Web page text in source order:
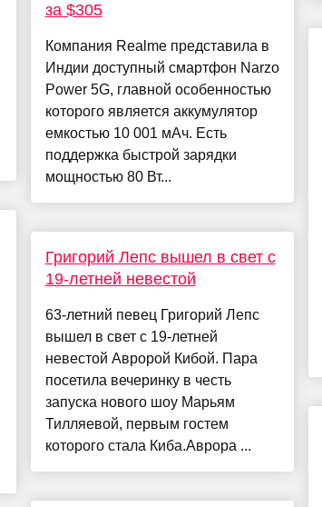
за $305
Компания Realme представила в
Индии доступный смартфон Narzo
Power 5G, главной особенностью
которого является аккумулятор
емкостью 10 001 мАч. Есть
поддержка быстрой зарядки
мощностью 80 Вт...
Григорий Лепс вышел в свет с
19-летней невестой
63-летний певец Григорий Лепс
вышел в свет с 19-летней
невестой Авророй Кибой. Пара
посетила вечеринку в честь
запуска нового шоу Марьям
Тилляевой, первым гостем
которого стала Киба.Аврора ...